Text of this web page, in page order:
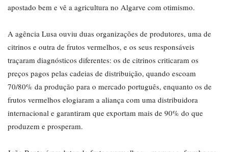
apostado bem e vê a agricultura no Algarve com otimismo.
A agência Lusa ouviu duas organizações de produtores, uma de
citrinos e outra de frutos vermelhos, e os seus responsáveis
traçaram diagnósticos diferentes: os de citrinos criticaram os
preços pagos pelas cadeias de distribuição, quando escoam
70/80% da produção para o mercado português, enquanto os de
frutos vermelhos elogiaram a aliança com uma distribuidora
internacional e garantiram que exportam mais de 90% do que
produzem e prosperam.